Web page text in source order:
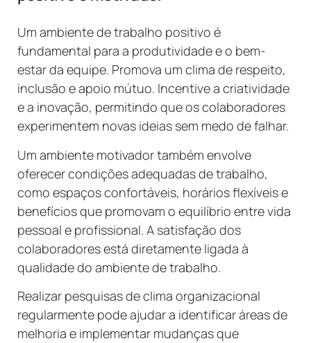
Um ambiente de trabalho positivo é
fundamental para a produtividade e o bem-
estar da equipe. Promova um clima de respeito,
inclusão e apoio mútuo. Incentive a criatividade
e a inovação, permitindo que os colaboradores
experimentem novas ideias sem medo de falhar.
Um ambiente motivador também envolve
oferecer condições adequadas de trabalho,
como espaços confortáveis, horários flexíveis e
benefícios que promovam o equilíbrio entre vida
pessoal e profissional. A satisfação dos
colaboradores está diretamente ligada à
qualidade do ambiente de trabalho.
Realizar pesquisas de clima organizacional
regularmente pode ajudar a identificar áreas de
melhoria e implementar mudanças que